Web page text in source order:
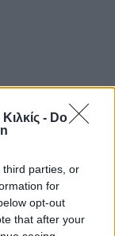
- Do
third parties, or
for
opt-out
that after your